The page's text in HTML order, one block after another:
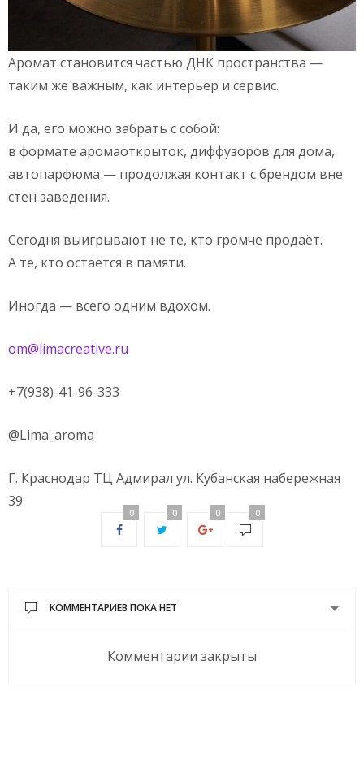
Аромат становится частью ДНК пространства —
таким же важным, как интерьер и сервис.
И да, его можно забрать с собой:
в формате аромаоткрыток, диффузоров для дома,
автопарфюма — продолжая контакт с брендом вне
стен заведения.
Сегодня выигрывают не те, кто громче продаёт.
А те, кто остаётся в памяти.
Иногда — всего одним вдохом.
om@limacreative.ru
+7(938)-41-96-333
@Lima_aroma
Г. Краснодар ТЦ Адмирал ул. Кубанская набережная
39
0 0 0 0
КОММЕНТАРИЕВ ПОКА НЕТ
Комментарии закрыты